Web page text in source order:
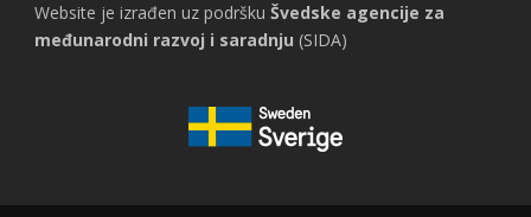
Website je izrađen uz podršku Švedske agencije za
međunarodni razvoj i saradnju (SIDA)